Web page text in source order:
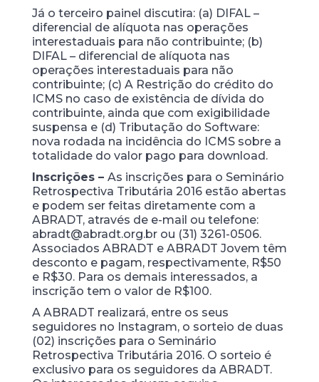
Já o terceiro painel discutira: (a) DIFAL –
diferencial de alíquota nas operações
interestaduais para não contribuinte; (b)
DIFAL – diferencial de alíquota nas
operações interestaduais para não
contribuinte; (c) A Restrição do crédito do
ICMS no caso de existência de dívida do
contribuinte, ainda que com exigibilidade
suspensa e (d) Tributação do Software:
nova rodada na incidência do ICMS sobre a
totalidade do valor pago para download.
Inscrições – As inscrições para o Seminário
Retrospectiva Tributária 2016 estão abertas
e podem ser feitas diretamente com a
ABRADT, através de e-mail ou telefone:
abradt@abradt.org.br ou (31) 3261-0506.
Associados ABRADT e ABRADT Jovem têm
desconto e pagam, respectivamente, R$50
e R$30. Para os demais interessados, a
inscrição tem o valor de R$100.
A ABRADT realizará, entre os seus
seguidores no Instagram, o sorteio de duas
(02) inscrições para o Seminário
Retrospectiva Tributária 2016. O sorteio é
exclusivo para os seguidores da ABRADT.